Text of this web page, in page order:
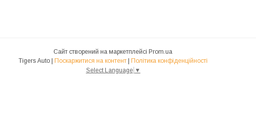
Сайт створений на маркетплейсі Prom.ua
Поскаржитися на контент
Політика конфіденційності
Select Language ▼